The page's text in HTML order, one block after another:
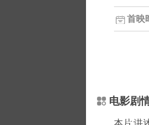
首映
电影剧
本